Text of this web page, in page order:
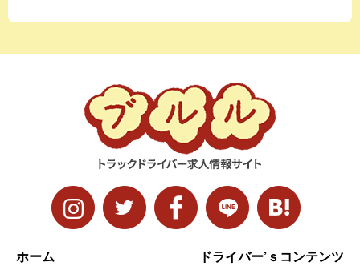
ホーム ドライバー’ｓコンテンツ